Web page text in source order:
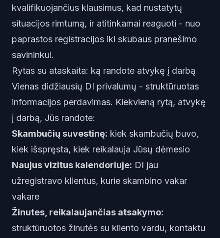
kvalifikuojančius klausimus, kad nustatytų
situacijos rimtumą, ir atitinkamai reaguoti - nuo
paprastos registracijos iki skubaus pranešimo
savininkui.
Rytas su ataskaita: ką randote atvykę į darbą
Vienas didžiausių DI privalumų - struktūruotas
informacijos perdavimas. Kiekvieną rytą, atvykę
į darbą, Jūs randote:
Skambučių suvestinę: kiek skambučių buvo,
kiek išspręsta, kiek reikalauja Jūsų dėmesio
Naujus vizitus kalendoriuje: DI jau
užregistravo klientus, kurie skambino vakar
vakare
Žinutes, reikalaujančias atsakymo:
struktūruotos žinutės su kliento vardu, kontaktu